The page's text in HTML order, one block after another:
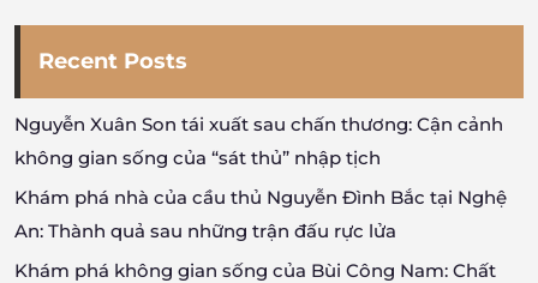
Recent Posts
Nguyễn Xuân Son tái xuất sau chấn thương: Cận cảnh
không gian sống của “sát thủ” nhập tịch
Khám phá nhà của cầu thủ Nguyễn Đình Bắc tại Nghệ
An: Thành quả sau những trận đấu rực lửa
Khám phá không gian sống của Bùi Công Nam: Chất